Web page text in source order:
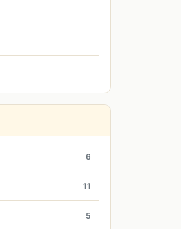
6
11
5